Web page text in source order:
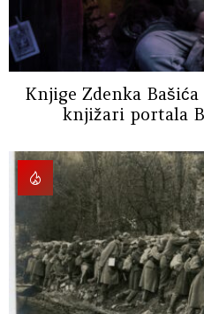
Knjige Zdenka
knjižari portala